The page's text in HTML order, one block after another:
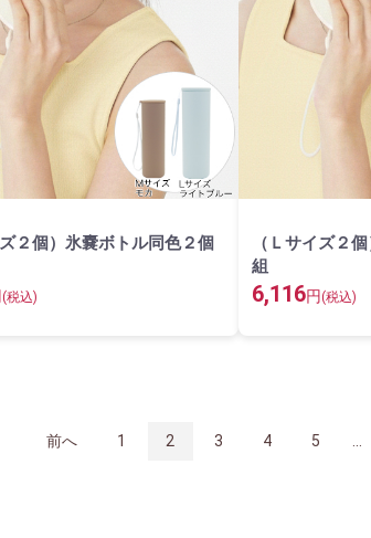
ズ２個）氷嚢ボトル同色２個
(税込)
（Ｌサイズ２
組
6,116円(税込)
前へ 1 2 3 4 5